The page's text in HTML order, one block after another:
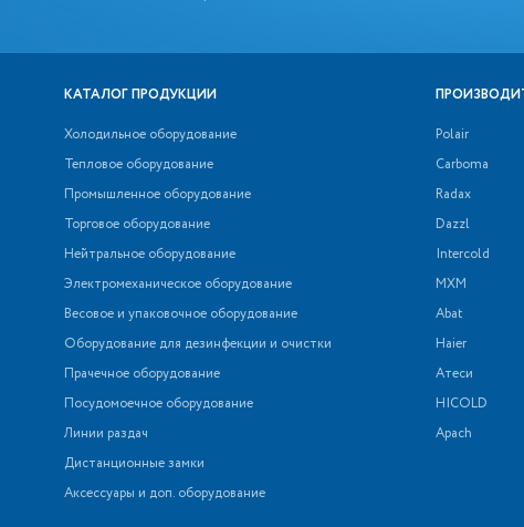
КАТАЛОГ ПРОДУКЦИИ
Холодильное оборудование
Тепловое оборудование
Промышленное оборудование
Торговое оборудование
Нейтральное оборудование
Электромеханическое оборудование
Весовое и упаковочное оборудование
Оборудование для дезинфекции и очистки
Прачечное оборудование
Посудомоечное оборудование
Линии раздач
Дистанционные замки
Аксессуары и доп. оборудование
Polair
Carboma
Radax
Dazzl
Intercold
МХМ
Abat
Haier
Атеси
HICOLD
Apach